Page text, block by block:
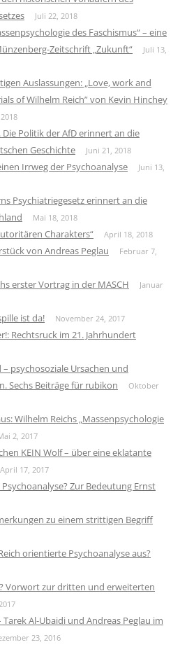
Juli 22, 2018
des Faschismus“ – eine
Zeitschrift „Zukunft“
Juli 13,
Auslassungen: „Love, work and
of Wilhelm Reich” von Kevin Hinchey
Politik der AfD erinnert an die
Geschichte
Juni 21, 2018
Irrweg der Psychoanalyse
Juni 13,
Psychiatriegesetz erinnert an die
Mai 18, 2018
Charakters“ April 18, 2018
von Andreas Peglau
Februar 7,
erster Vortrag in der MASCH
Januar
ist da! November 24, 2017
Rechtsruck im 21. Jahrhundert
psychosoziale Ursachen und
Sechs Beiträge für rubikon
Oktober
Wilhelm Reichs „Massenpsychologie
2, 2017
KEIN Wolf – über eine eklatante
April 17, 2017
Zur Bedeutung Ernst
zu einem strittigen Begriff
orientierte Psychoanalyse aus?
Vorwort zur dritten und erweiterten
Tarek Al-Ubaidi und Andreas Peglau im
23, 2016